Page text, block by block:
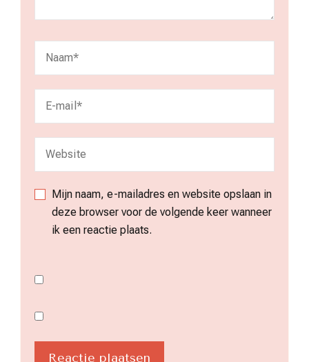
Mijn naam, e-mailadres en website opslaan in
deze browser voor de volgende keer wanneer
ik een reactie plaats.